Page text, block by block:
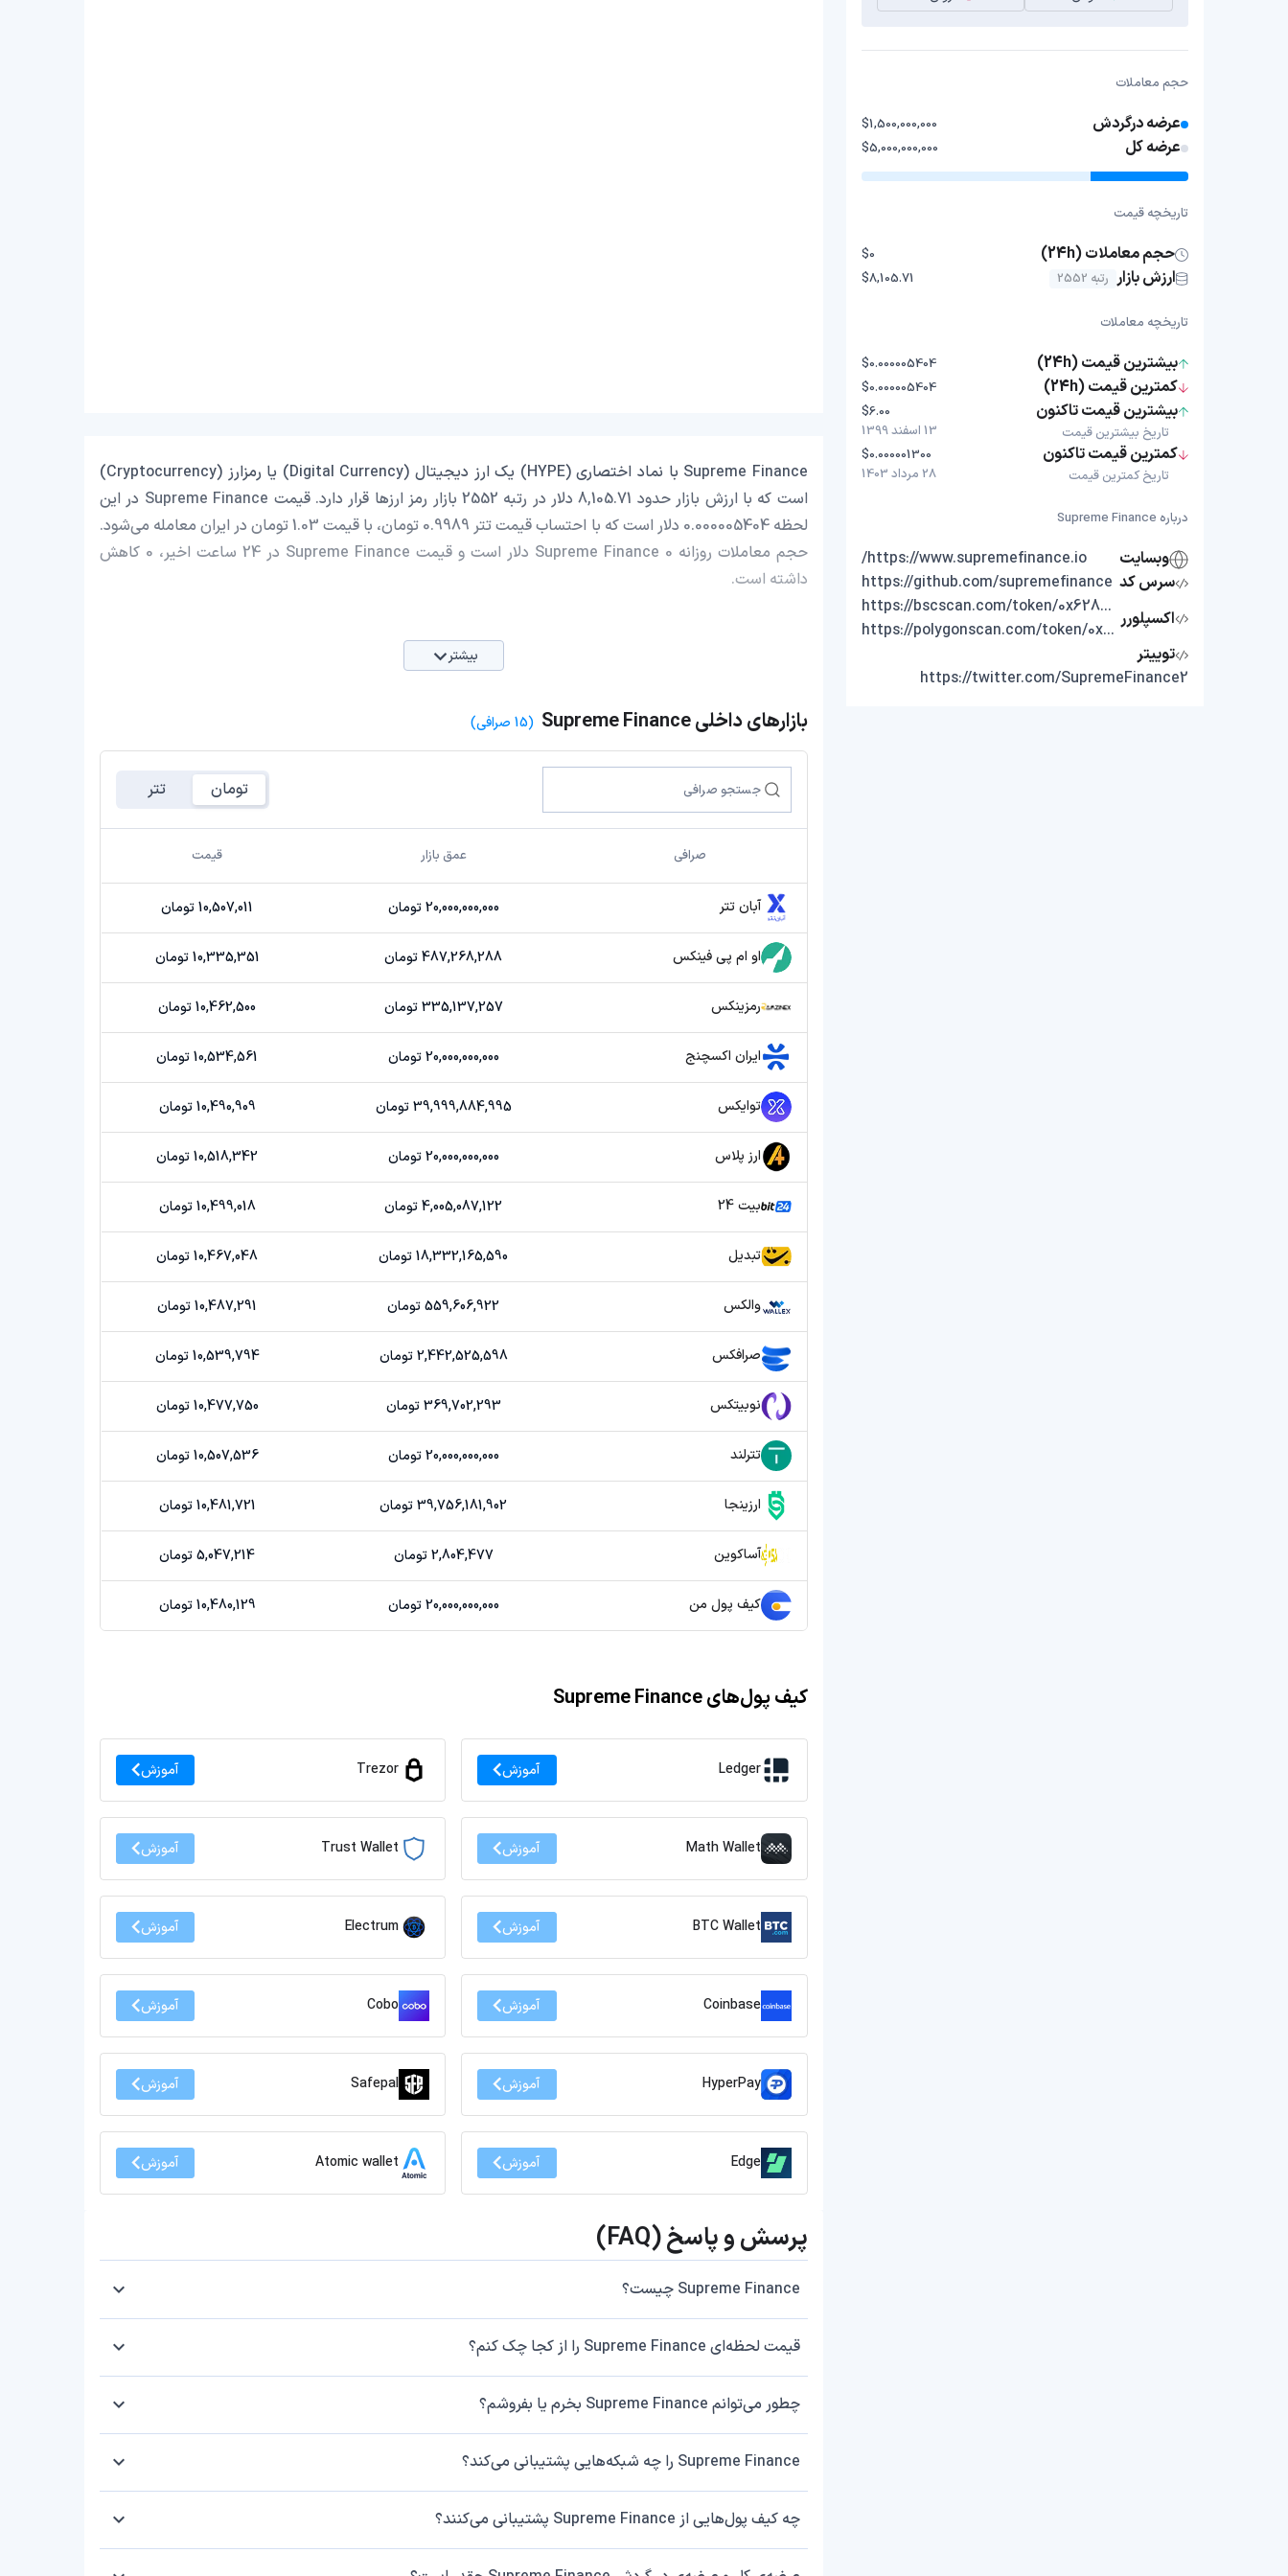
حجم معاملات
عرضه درگردش $1,500,000,000
عرضه کل $5,000,000,000
تاریخچه قیمت
حجم معاملات (24h) $0
ارزش بازار رتبه 2552 $8,105.71
تاریخچه معاملات
بیشترین قیمت (24h) $0.000005404
کمترین قیمت (24h) $0.000005404
بیشترین قیمت تاکنون
تاریخ بیشترین قیمت
$6.00
13 اسفند 1399
کمترین قیمت تاکنون
تاریخ کمترین قیمت
$0.000001300
28 مرداد 1403
درباره Supreme Finance
وبسایت
https://www.supremefinance.io/
سرس کد https://github.com/supremefinance
اکسپلورر
https://bscscan.com/token/0x62891201468A517EeEc00FE72f33595a3F9047eE
https://polygonscan.com/token/0x3e81783fbeb4746e9515bc4a5fc84dc6d788b0f9
توییتر
https://twitter.com/SupremeFinance2
Supreme Finance با نماد اختصاری (HYPE) یک ارز دیجیتال (Digital Currency) یا رمزارز (Cryptocurrency)
است که با ارزش بازار حدود 8,105.71 دلار در رتبه 2552 بازار رمز ارزها قرار دارد. قیمت Supreme Finance در این
لحظه 0.000005404 دلار است که با احتساب قیمت تتر 0.9989 تومان، با قیمت 1.03 تومان در ایران معامله می‌شود.
حجم معاملات روزانه Supreme Finance 0 دلار است و قیمت Supreme Finance در 24 ساعت اخیر، 0 کاهش
داشته است.
بیشتر
بازارهای داخلی Supreme Finance (15 صرافی)
تومان تتر
صرافی عمق بازار قیمت
آبان تتر 20,000,000,000 تومان 10,507,011 تومان
او ام پی فینکس 487,268,288 تومان 10,335,351 تومان
رمزینکس 335,137,257 تومان 10,462,500 تومان
ایران اکسچنج 20,000,000,000 تومان 10,534,561 تومان
توایکس 39,999,884,995 تومان 10,490,909 تومان
ارز پلاس 20,000,000,000 تومان 10,518,342 تومان
بیت 24 4,005,087,122 تومان 10,499,018 تومان
تبدیل 18,332,165,590 تومان 10,467,048 تومان
والکس 559,606,922 تومان 10,487,291 تومان
صرافکس 2,442,525,598 تومان 10,539,794 تومان
نوبیتکس 369,702,293 تومان 10,477,750 تومان
تترلند 20,000,000,000 تومان 10,507,536 تومان
ارزینجا 39,756,181,902 تومان 10,481,721 تومان
آساکوین 2,804,477 تومان 5,047,214 تومان
کیف پول من 20,000,000,000 تومان 10,480,129 تومان
کیف پول‌های Supreme Finance
Ledger آموزش Trezor آموزش
Math Wallet آموزش Trust Wallet آموزش
BTC Wallet آموزش Electrum آموزش
Coinbase آموزش Cobo آموزش
HyperPay آموزش Safepal آموزش
Edge آموزش Atomic wallet آموزش
پرسش و پاسخ (FAQ)
Supreme Finance چیست؟
قیمت لحظه‌ای Supreme Finance را از کجا چک کنم؟
چطور می‌توانم Supreme Finance بخرم یا بفروشم؟
Supreme Finance را چه شبکه‌هایی پشتیبانی می‌کند؟
چه کیف پول‌هایی از Supreme Finance پشتیبانی می‌کنند؟